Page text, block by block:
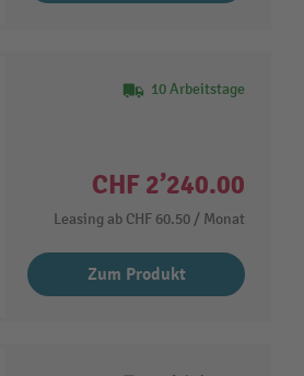
10 Arbeitstage
CHF 2’240.00
Leasing ab CHF 60.50 / Monat
Zum Produkt